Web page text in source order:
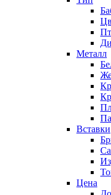
Металл
Вставки
Цена